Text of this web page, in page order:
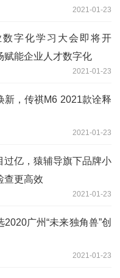
2021-01-23
数字化学习大会即将开
赋能企业人才数字化
2021-01-23
新，传祺M6 2021款诠释
2021-01-23
过亿，猿辅导旗下品牌小
查更高效
2021-01-23
广州“未来独角兽”创
2021-01-23